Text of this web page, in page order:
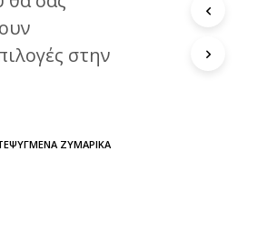
στην
ΖΥΜΑΡΙΚΆ